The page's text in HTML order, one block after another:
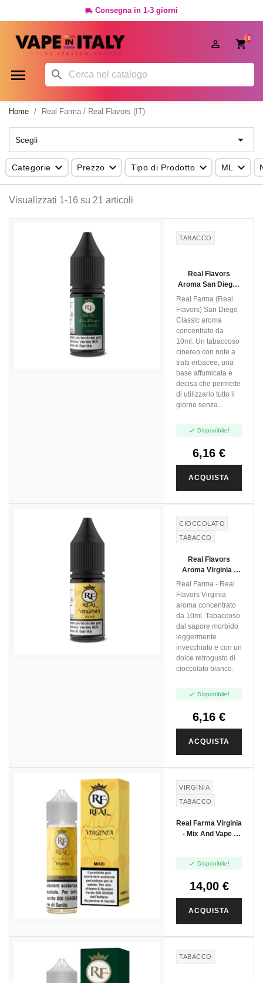
 Consegna in 1-3 giorni
0

 
Home Real Farma / Real Flavors (IT)
Scegli 
Categorie  Prezzo  Tipo di Prodotto  ML 
Visualizzati 1-16 su 21 articoli
TABACCO
Real Flavors
Aroma San Diego -
10ml
Real Farma (Real
Flavors) San Diego
Classic aroma
concentrato da
10ml. Un tabaccoso
cinereo con note a
tratti erbacee, una
base affumicata e
decisa che permette
di utilizzarlo tutto il
giorno senza...
 Disponibile!
6,16 €
ACQUISTA
CIOCCOLATO
TABACCO
Real Flavors
Aroma Virginia -
Real Farma - Real
Flavors Virginia
aroma concentrato
da 10ml. Tabaccoso
dal sapore morbido
leggermente
invecchiato e con un
dolce retrogusto di
cioccolato bianco.
 Disponibile!
6,16 €
ACQUISTA
VIRGINIA
TABACCO
Real Farma Virginia
- Mix And Vape -
 Disponibile!
14,00 €
ACQUISTA
TABACCO